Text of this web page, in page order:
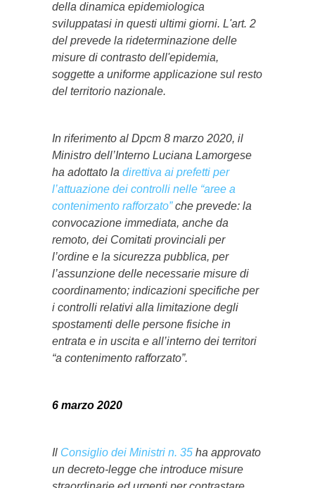
della dinamica epidemiologica
sviluppatasi in questi ultimi giorni. L'art. 2
del prevede la rideterminazione delle
misure di contrasto dell'epidemia,
soggette a uniforme applicazione sul resto
del territorio nazionale.
In riferimento al Dpcm 8 marzo 2020, il
Ministro dell’Interno Luciana Lamorgese
ha adottato la direttiva ai prefetti per
l’attuazione dei controlli nelle “aree a
contenimento rafforzato”che prevede: la
convocazione immediata, anche da
remoto, dei Comitati provinciali per
l’ordine e la sicurezza pubblica, per
l’assunzione delle necessarie misure di
coordinamento; indicazioni specifiche per
i controlli relativi alla limitazione degli
spostamenti delle persone fisiche in
entrata e in uscita e all’interno dei territori
“a contenimento rafforzato”.
6 marzo 2020
Il Consiglio dei Ministri n. 35 ha approvato
un decreto-legge che introduce misure